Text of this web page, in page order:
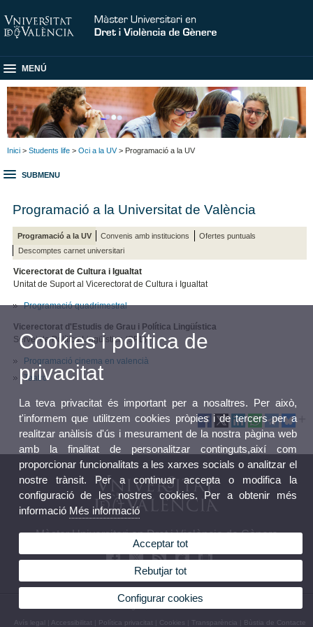
MENÚ
Inici > Students life > Oci a la UV> Programació a la UV
SUBMENU
Programació a la Universitat de València
Programació a la UV Convenis amb institucions
Ofertes puntuals
Descomptes carnet universitari
Vicerectorat de Cultura i Igualtat
Unitat de Suport al Vicerectorat de Cultura i Igualtat
Programació quadrimestral
Vicerectorat d'Estudis de Grau i Política Lingüística
Servei de Política Lingüística (SPL)
Programació cinema en valencià
Teatro
Màster Universitari en Dret i Violència de Gènere
© 2026 UV. - Avda. dels Tarongers, s/n. 46022 València. Telèfon: 96 3825056
Avís legal Accessibilitat Política privacitat Cookies Transparència Bùstia de Contacte
Cookies i política de
privacitat
La teva privacitat és important per a nosaltres. Per això,
t'informem que utilitzem cookies pròpies i de tercers per a
realitzar anàlisis d'ús i mesurament de la nostra pàgina web
amb la finalitat de personalitzar continguts,així com
proporcionar funcionalitats a les xarxes socials o analitzar el
nostre trànsit. Per a continuar accepta o modifica la
configuració de les nostres cookies. Per a obtenir més
informació Més informació
Acceptar tot
Rebutjar tot
Configurar cookies